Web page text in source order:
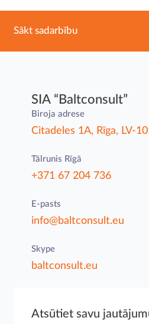
Sākt sadarbību
SIA “Baltconsult”
Biroja adrese
Citadeles 1A, Rīga, LV-
Tālrunis Rīgā
+371 67 204 736
E-pasts
info@baltconsult.eu
Skype
baltconsult.eu
Atsūtiet savu